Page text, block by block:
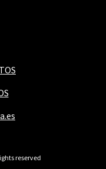
reserved